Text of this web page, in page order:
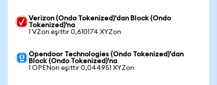
Verizon (Ondo Tokenized)'dan Block (Ondo
Tokenized)'na
1 VZon eşittir 0,610174 XYZon
Opendoor Technologies (Ondo Tokenized)'dan
Block (Ondo Tokenized)'na
1 OPENon eşittir 0,044951 XYZon